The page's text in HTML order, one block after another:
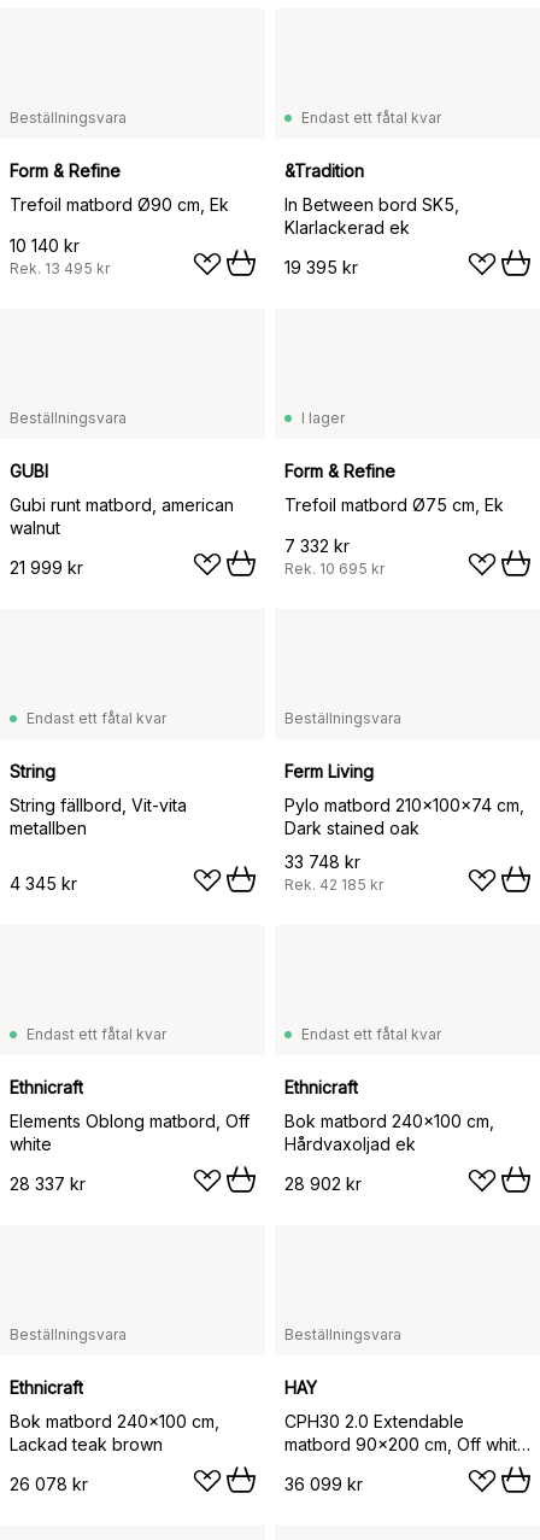
Beställningsvara
Form & Refine
Trefoil matbord Ø90 cm, Ek
10 140 kr
Rek. 13 495 kr
Endast ett fåtal kvar
&Tradition
In Between bord SK5,
Klarlackerad ek
19 395 kr
Beställningsvara
GUBI
Gubi runt matbord, american
walnut
21 999 kr
I lager
Form & Refine
Trefoil matbord Ø75 cm, Ek
7 332 kr
Rek. 10 695 kr
Endast ett fåtal kvar
String
String fällbord, Vit-vita
metallben
4 345 kr
Beställningsvara
Ferm Living
Pylo matbord 210x100x74 cm,
Dark stained oak
33 748 kr
Rek. 42 185 kr
Endast ett fåtal kvar
Ethnicraft
Elements Oblong matbord, Off
white
28 337 kr
Endast ett fåtal kvar
Ethnicraft
Bok matbord 240x100 cm,
Hårdvaxoljad ek
28 902 kr
Beställningsvara
Ethnicraft
Bok matbord 240x100 cm,
Lackad teak brown
26 078 kr
Beställningsvara
HAY
CPH30 2.0 Extendable
matbord 90x200 cm, Off white
36 099 kr